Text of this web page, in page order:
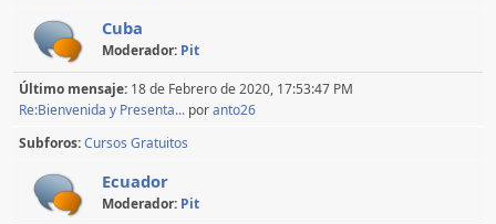
Cuba
Moderador: Pit
Último mensaje: 18 de Febrero de 2020, 17:53:47 PM
Re:Bienvenida y Presenta... poranto26
Subforos Cursos Gratuitos
Ecuador
Moderador: Pit